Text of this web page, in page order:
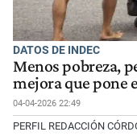
DATOS DE INDEC
Menos pobreza,
mejora que pone
04-04-2026 22:49
PERFIL REDACCIÓN